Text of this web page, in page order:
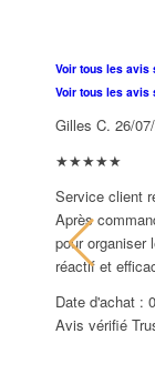
Voir tous les avis
Voir tous les avis
Gilles C. 26/
★★★★★
Service client
Après
pour organiser
réactif et
Date d'achat :
Avis vérifié